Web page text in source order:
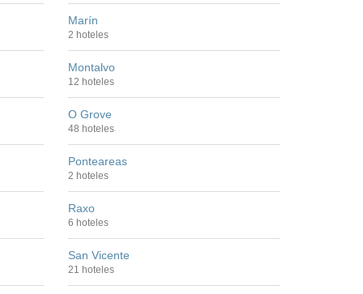
Marín
2 hoteles
Montalvo
12 hoteles
O Grove
48 hoteles
Ponteareas
2 hoteles
Raxo
6 hoteles
San Vicente
21 hoteles